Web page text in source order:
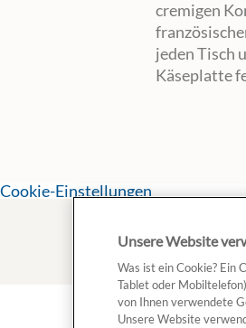
cremigen
jeden Tisch
Käseplatte
Cookie-Einstellungen
Unsere Website
Was ist ein Cookie? Ein
Tablet oder
von Ihnen verwendete
Unsere Website